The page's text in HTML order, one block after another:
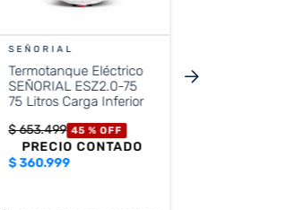
SEÑORIAL
Termotanque Eléctrico
SEÑORIAL ESZ2.0-75
75 Litros Carga Inferior
$653.499 45 % OFF
PRECIO CONTADO
$360.999